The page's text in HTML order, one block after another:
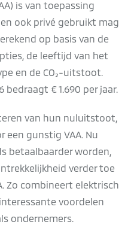
is van toepassing
ook privé gebruikt mag
op basis van de
de leeftijd van het
en de CO₂-uitstoot.
bedraagt € 1.690 per jaar.
van hun nuluitstoot,
gunstig VAA. Nu
betaalbaarder worden,
verder toe
Zo combineert elektrisch
voordelen
ondernemers.